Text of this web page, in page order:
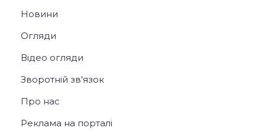
Новини
Огляди
Відео огляди
Зворотній зв'язок
Про нас
Реклама на порталі